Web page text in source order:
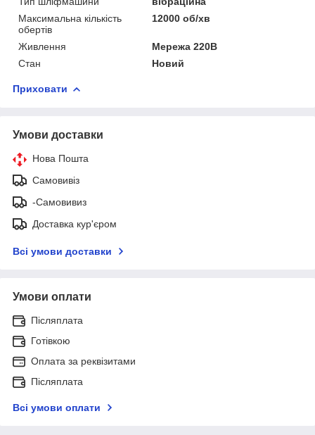
Максимальна кількість
обертів
12000 об/хв
Живлення
Мережа 220В
Стан
Новий
Приховати
Умови доставки
Нова Пошта
Самовивіз
-Самовивиз
Доставка кур'єром
Всі умови доставки
Умови оплати
Післяплата
Готівкою
Оплата за реквізитами
Післяплата
Всі умови оплати